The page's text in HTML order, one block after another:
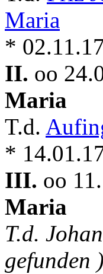
Maria
*
II. oo
Maria
T.d.
*
III. oo
Maria
T.d.
gefunden )